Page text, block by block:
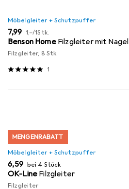
Möbelgleiter + Schutzpuffer
EUR
7,99 EUR
1,–/1Stk.
Benson Home Filzgleiter mit Nagel
Filzgleiter, 8 Stk.
1
MENGENRABATT
Möbelgleiter + Schutzpuffer
EUR
6,59 bei 4 Stück
OK-Line Filzgleiter
Filzgleiter